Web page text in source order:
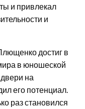
и привлекал
и
достиг в
в юношеской
на
его потенциал.
раз становился